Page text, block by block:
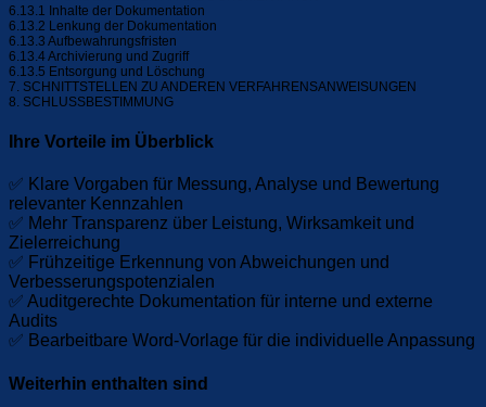
6.13.1 Inhalte der Dokumentation
6.13.2 Lenkung der Dokumentation
6.13.3 Aufbewahrungsfristen
6.13.4 Archivierung und Zugriff
6.13.5 Entsorgung und Löschung
7. SCHNITTSTELLEN ZU ANDEREN VERFAHRENSANWEISUNGEN
8. SCHLUSSBESTIMMUNG
Ihre Vorteile im Überblick
✅ Klare Vorgaben für Messung, Analyse und Bewertung
relevanter Kennzahlen
✅ Mehr Transparenz über Leistung, Wirksamkeit und
Zielerreichung
✅ Frühzeitige Erkennung von Abweichungen und
Verbesserungspotenzialen
✅ Auditgerechte Dokumentation für interne und externe
Audits
✅ Bearbeitbare Word-Vorlage für die individuelle Anpassung
Weiterhin enthalten sind